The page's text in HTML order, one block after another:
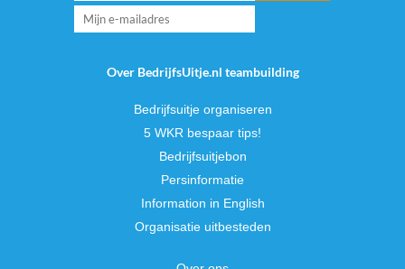
Over BedrijfsUitje.nl teambuilding
Bedrijfsuitje organiseren
5 WKR bespaar tips!
Bedrijfsuitjebon
Persinformatie
Information in English
Organisatie uitbesteden